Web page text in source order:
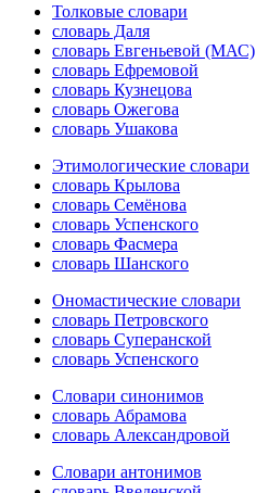
Толковые словари
словарь Даля
словарь Евгеньевой (МАС)
словарь Ефремовой
словарь Кузнецова
словарь Ожегова
словарь Ушакова
Этимологические словари
словарь Крылова
словарь Семёнова
словарь Успенского
словарь Фасмера
словарь Шанского
Ономастические словари
словарь Петровского
словарь Суперанской
словарь Успенского
Словари синонимов
словарь Абрамова
словарь Александровой
Словари антонимов